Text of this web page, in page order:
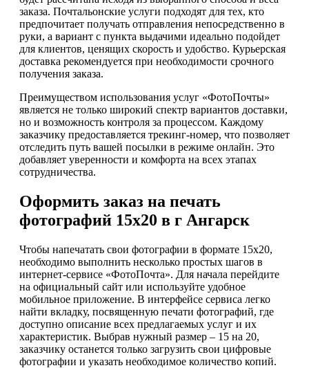
заказа. Почтальонские услуги подходят для тех, кто
предпочитает получать отправления непосредственно в
руки, а вариант с пункта выдачими идеально подойдет
для клиентов, ценящих скорость и удобство. Курьерская
доставка рекомендуется при необходимости срочного
получения заказа.
Преимуществом использования услуг «ФотоПочты»
является не только широкий спектр вариантов доставки,
но и возможность контроля за процессом. Каждому
заказчику предоставляется трекинг-номер, что позволяет
отследить путь вашей посылки в режиме онлайн. Это
добавляет уверенности и комфорта на всех этапах
сотрудничества.
Оформить заказ на печать
фотографий 15х20 в г Ангарск
Чтобы напечатать свои фотографии в формате 15х20,
необходимо выполнить несколько простых шагов в
интернет-сервисе «ФотоПочта». Для начала перейдите
на официальный сайт или используйте удобное
мобильное приложение. В интерфейсе сервиса легко
найти вкладку, посвященную печати фотографий, где
доступно описание всех предлагаемых услуг и их
характеристик. Выбрав нужный размер – 15 на 20,
заказчику останется только загрузить свои цифровые
фотографии и указать необходимое количество копий.